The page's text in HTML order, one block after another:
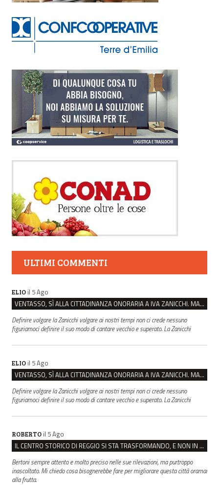
ULTIMI COMMENTI
ELIO il 5 Ago
VENTASSO, SÌ ALLA CITTADINANZA ONORARIA A IVA ZANICCHI. MA BARGIACCHI: “È DI PESSIMO GUSTO”
Definire volgare la Zanicchi volgare ai nostri tempi non ci crede nessuno
figuriamoci definire il suo modo di cantare vecchio e superato. La Zanicchi
ELIO il 5 Ago
VENTASSO, SÌ ALLA CITTADINANZA ONORARIA A IVA ZANICCHI. MA BARGIACCHI: “È DI PESSIMO GUSTO”
Definire volgare la Zanicchi volgare ai nostri tempi non ci crede nessuno
figuriamoci definire il suo modo di cantare vecchio e superato. La Zanicchi
ROBERTO il 5 Ago
IL CENTRO STORICO DI REGGIO SI STA TRASFORMANDO, E NON IN MEGLIO
Bertoni sempre attento e molto preciso nelle sue rilevazioni, ma purtroppo
inascoltato. Mi chiedo cosa bisognerebbe fare per migliorare questa città oramai
alla frutta.